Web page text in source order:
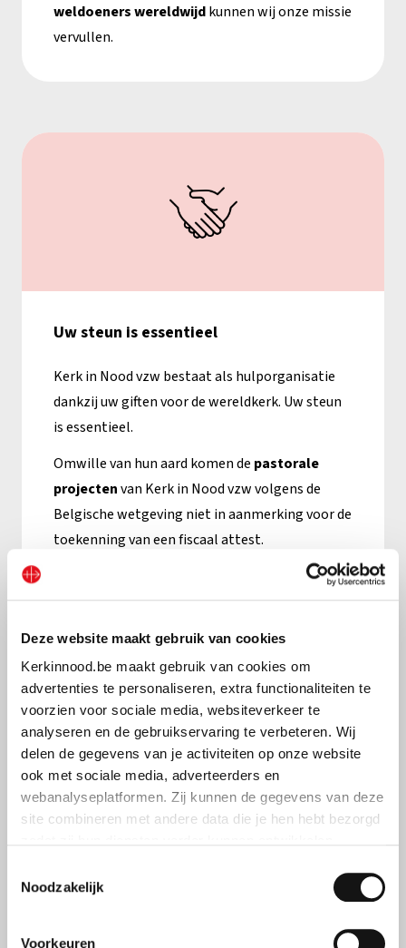
Deze website maakt gebruik van cookies
Kerkinnood.be maakt gebruik van cookies om
advertenties te personaliseren, extra functionaliteiten te
voorzien voor sociale media, websiteverkeer te
analyseren en de gebruikservaring te verbeteren. Wij
delen de gegevens van je activiteiten op onze website
ook met sociale media, adverteerders en
webanalyseplatformen. Zij kunnen de gegevens van deze
site combineren met andere data die je hen hebt bezorgd
Indien je dat toestaat, kunnen wij of onze partners onder
Noodzakelijk
Voorkeuren
weldoeners wereldwijdkunnen wij onze missie
vervullen.
Uw steun is essentieel
Kerk in Nood vzw bestaat als hulporganisatie
dankzij uw giften voor de wereldkerk. Uw steun
is essentieel.
Omwille van hun aard komen de pastorale
projectenvan Kerk in Nood vzw volgens de
Belgische wetgeving niet in aanmerking voor de
toekenning van een fiscaal attest.
Als u toch een fiscaal attest wenst, kan u een
gift storten op de rekening van Hulp en Hoop
ontwikkelingsprojecten
ontvangt u het volgende jaar een fiscaal attest.
Meer informatie vindt u op dewebsite van Hulp
en Hoop.
Vragen over het steunen van onze
Contacteer ons